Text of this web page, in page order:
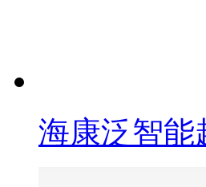
海康泛智能